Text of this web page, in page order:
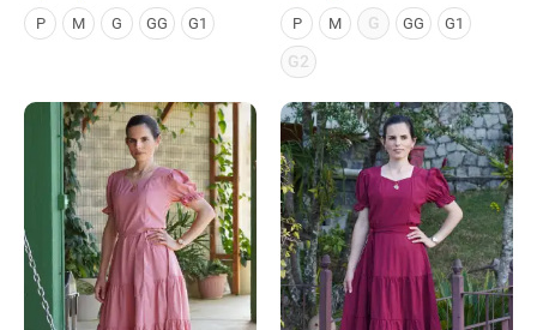
P M G GG G1 P M G GG G1
G2